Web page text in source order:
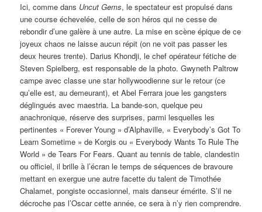
Ici, comme dans Uncut Gems, le spectateur est propulsé dans
une course échevelée, celle de son héros qui ne cesse de
rebondir d’une galère à une autre. La mise en scène épique de ce
joyeux chaos ne laisse aucun répit (on ne voit pas passer les
deux heures trente). Darius Khondji, le chef opérateur fétiche de
Steven Spielberg, est responsable de la photo. Gwyneth Paltrow
campe avec classe une star hollywoodienne sur le retour (ce
qu’elle est, au demeurant), et Abel Ferrara joue les gangsters
déglingués avec maestria. La bande-son, quelque peu
anachronique, réserve des surprises, parmi lesquelles les
pertinentes « Forever Young » d’Alphaville, « Everybody’s Got To
Learn Sometime » de Korgis ou « Everybody Wants To Rule The
World » de Tears For Fears. Quant au tennis de table, clandestin
ou officiel, il brille à l’écran le temps de séquences de bravoure
mettant en exergue une autre facette du talent de Timothée
Chalamet, pongiste occasionnel, mais danseur émérite. S’il ne
décroche pas l’Oscar cette année, ce sera à n’y rien comprendre.